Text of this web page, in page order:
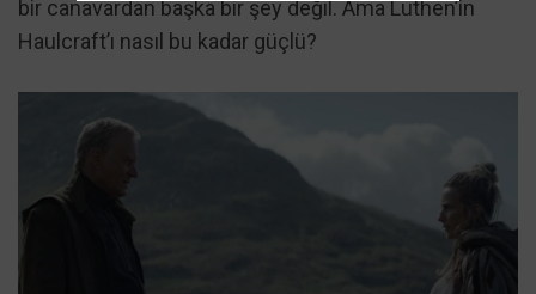
bir canavardan başka bir şey değil. Ama Luthen’in
Haulcraft’ı nasıl bu kadar güçlü?